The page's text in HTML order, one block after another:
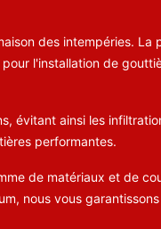
des intempéries. La
l'installation de
évitant ainsi les
performantes.
de matériaux et de
nous vous